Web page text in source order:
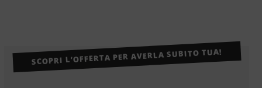
SCOPRI L’OFFERTA PER AVERLA SUBITO TUA!